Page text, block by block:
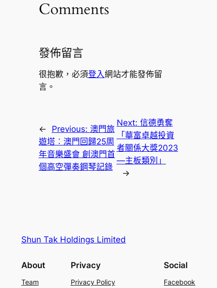
Comments
發佈留言
很抱歉，必須登入網站才能發佈留
言。
← Previous: 澳門旅
遊塔︰澳門回歸25周
年音樂盛會 創澳門首
個高空彈奏鋼琴記錄
Next: 信德勇奪
「華富卓越投資
者關係大獎2023
—主板類別」
→
Shun Tak Holdings Limited
About
Team
Privacy
Privacy Policy
Social
Facebook